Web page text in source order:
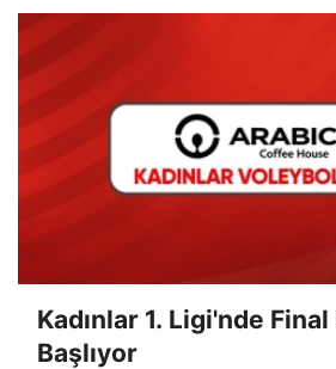
Kadınlar 1. Ligi'nde Final
Başlıyor